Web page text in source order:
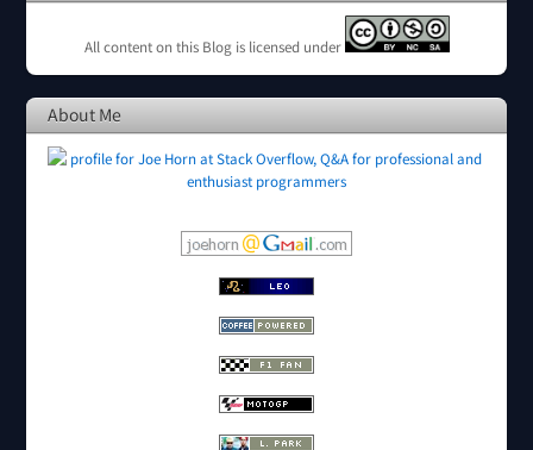
All content on this Blog is licensed under
About Me